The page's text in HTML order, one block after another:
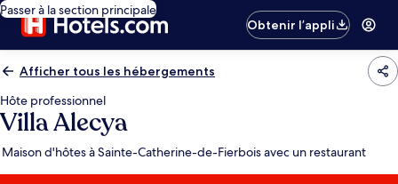
Passer à la section principale
Obtenir l’appli
Afficher tous les hébergements
Hôte professionnel
Villa Alecya
Maison d'hôtes à Sainte-Catherine-de-Fierbois avec un restaurant